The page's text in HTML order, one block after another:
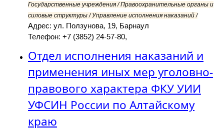
Государственные учреждения / Правоохранительные органы и
силовые структуры / Управление исполнения наказаний /
Адрес: ул. Ползунова, 19, Барнаул
Телефон: +7 (3852) 24-57-80,
Отдел исполнения наказаний и
применения иных мер уголовно-
правового характера ФКУ УИИ
УФСИН России по Алтайскому
краю